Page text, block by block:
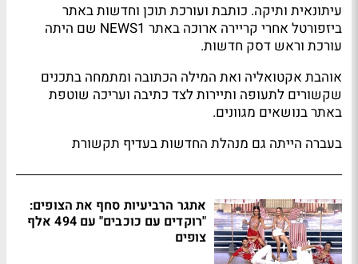
עיתונאית ותיקה. כותבת ועורכת תוכן וחדשות באתר
ביזפורטל אחרי קריירה ארוכה באתר NEWS1 שם היתה
עורכת וראש דסק חדשות.
אוהבת אקטואליה ואת המילה הכתובה ומתמחה בתכנים
שקשורים לתעופה ותיירות לצד כתיבה ועריכה שוטפת
באתר בנושאים מגוונים.
בעברה הייתה גם מנהלת החדשות בעדיף תקשורת
אתגר הרביעיות סחף את הצופים:
"רוקדים עם כוכבים" עם 494 אלף
צופים